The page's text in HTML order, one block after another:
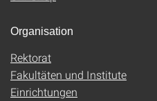
Organisation
Rektorat
Fakultäten und Institute
Einrichtungen